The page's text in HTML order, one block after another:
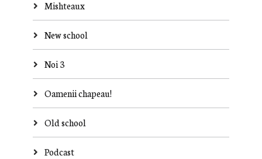
Mishteaux
New school
Noi 3
Oamenii chapeau!
Old school
Podcast